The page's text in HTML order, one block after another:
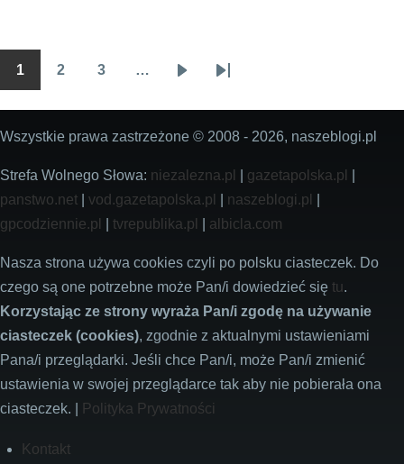
Stronicowanie
Wszyscy
1
Wszyscy
2
Wszyscy
3 …
NastępnaOstatnia
Wszystkie prawa zastrzeżone © 2008 - 2026, naszeblogi.pl
Strefa Wolnego Słowa: niezalezna.pl gazetapolska.pl
panstwo.net
vod.gazetapolska.pl naszeblogi.pl
gpcodziennie.pl
tvrepublika.pl albicla.com
Nasza strona używa cookies czyli po polsku ciasteczek. Do
czego są one potrzebne może Pan/i dowiedzieć się tu.
Korzystając ze strony wyraża Pan/i zgodę na używanie
ciasteczek (cookies), zgodnie z aktualnymi ustawieniami
Pana/i przeglądarki. Jeśli chce Pan/i, może Pan/i zmienić
ustawienia w swojej przeglądarce tak aby nie pobierała ona
ciasteczek. |
Polityka Prywatności
FooterKontakt